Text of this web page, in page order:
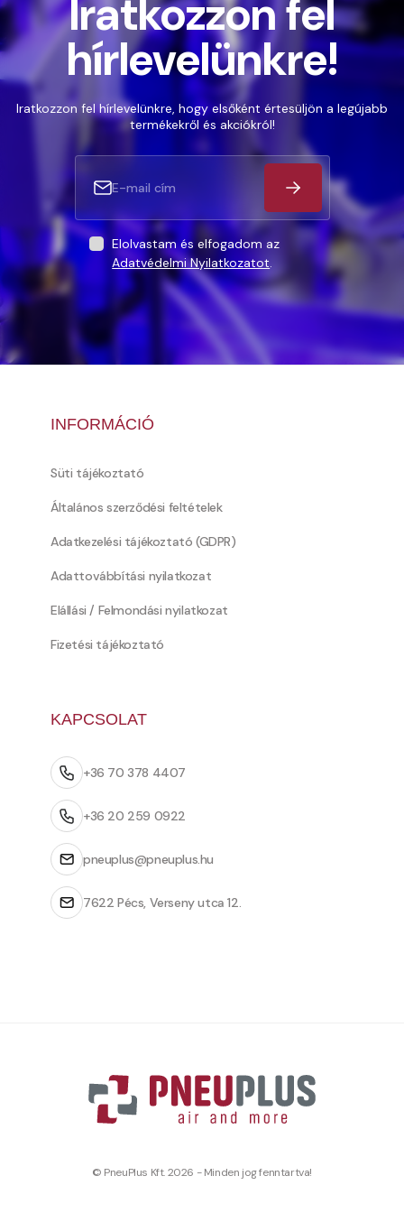
Iratkozzon fel
hírlevelünkre!
Iratkozzon fel hírlevelünkre, hogy elsőként értesüljön a legújabb
termékekről és akciókról!
Elolvastam és elfogadom az
Adatvédelmi Nyilatkozatot.
INFORMÁCIÓ
Süti tájékoztató
Általános szerződési feltételek
Adatkezelési tájékoztató (GDPR)
Adattovábbítási nyilatkozat
Elállási / Felmondási nyilatkozat
Fizetési tájékoztató
KAPCSOLAT
+36 70 378 4407
+36 20 259 0922
pneuplus@pneuplus.hu
7622 Pécs, Verseny utca 12.
© PneuPlus Kft. 2026 - Minden jog fenntartva!